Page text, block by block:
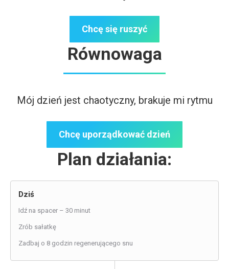
Chcę się ruszyć
Równowaga
Mój dzień jest chaotyczny, brakuje mi rytmu
Chcę uporządkować dzień
Plan działania:
Dziś
Idź na spacer – 30 minut
Zrób sałatkę
Zadbaj o 8 godzin regenerującego snu